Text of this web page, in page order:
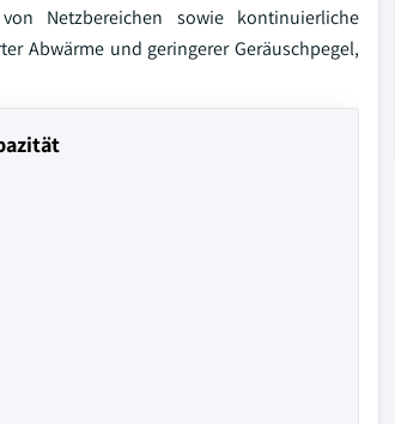
Netzbereichen sowie kontinuierliche
Abwärme und geringerer Geräuschpegel,